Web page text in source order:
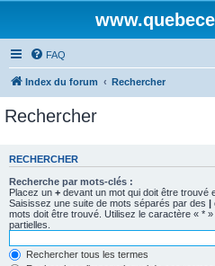
FAQ
Index du forum Rechercher
Rechercher
RECHERCHER
Recherche par mots-clés :
Placez un + devant un mot qui doit être trouvé
Saisissez une suite de mots séparés par des |
mots doit être trouvé. Utilisez le caractère « *
partielles.
Rechercher tous les termes